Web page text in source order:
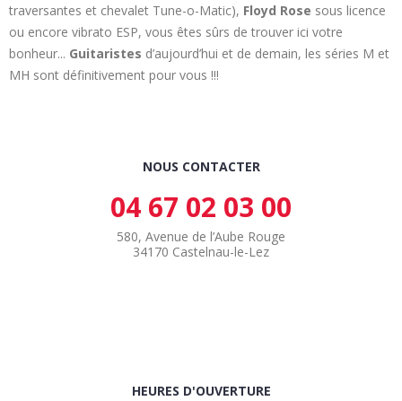
traversantes et chevalet Tune-o-Matic), Floyd Rose sous licence
ou encore vibrato ESP, vous êtes sûrs de trouver ici votre
bonheur... Guitaristes d’aujourd’hui et de demain, les séries M et
MH sont définitivement pour vous !!!
NOUS CONTACTER
04 67 02 03 00
580, Avenue de l’Aube Rouge
34170 Castelnau-le-Lez
HEURES D'OUVERTURE